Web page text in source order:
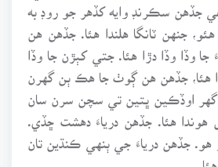
جڏهن سڪرنڊ وايه کڏهر جو روڊ به
جنهن ٽانگا هلندا هئا. جڏهن هن
وڏا وڏا دڙا هئا. جتي کٻڙن جا وڏا
هئا، جڏهن هن ڳوٺ جا هڪ ٻن گهرن
اوڏڪين ڀتين تي سچن سرن سان
هوندا هئا. جڏهن درياءَ دهشت ڇڏي.
هو. جڏهن درياءَ جي ٻنهي ڪنڌين تان